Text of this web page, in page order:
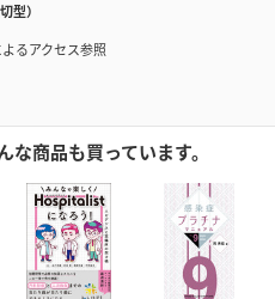
型）
るアクセス参照
商品も買っています。